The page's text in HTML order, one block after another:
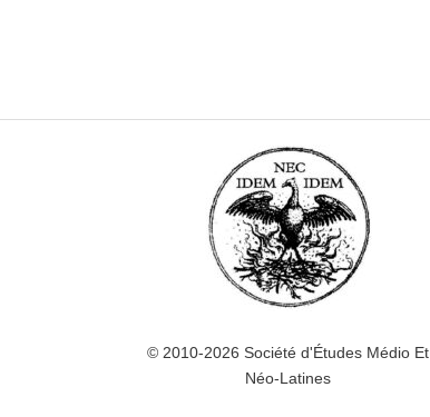
© 2010-2026 Société d'Études Médio Et
Néo-Latines